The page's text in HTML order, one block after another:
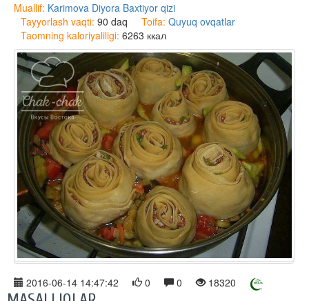
Muallif: Karimova Diyora Baxtiyor qizi
Tayyorlash vaqti: 90 daq Toifa: Quyuq ovqatlar
Taomning kaloriyaliligi: 6263 ккал
2016-06-14 14:47:42 0 0 18320